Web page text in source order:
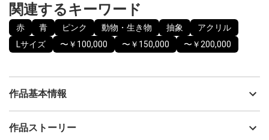
関連するキーワード
赤 青 ピンク 動物・生き物 抽象
アクリル
Lサイズ
〜￥100,000 〜￥150,000 〜￥200,000
作品基本情報
出品者
作品ストーリー